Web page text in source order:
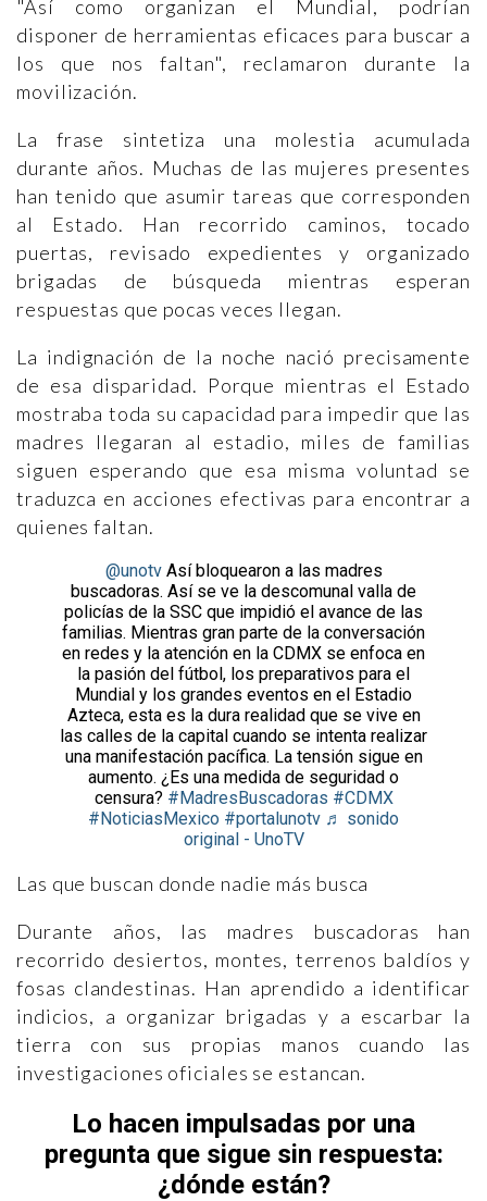
"Así como organizan el Mundial, podrían
disponer de herramientas eficaces para buscar a
los que nos faltan", reclamaron durante la
movilización.
La frase sintetiza una molestia acumulada
durante años. Muchas de las mujeres presentes
han tenido que asumir tareas que corresponden
al Estado. Han recorrido caminos, tocado
puertas, revisado expedientes y organizado
brigadas de búsqueda mientras esperan
respuestas que pocas veces llegan.
La indignación de la noche nació precisamente
de esa disparidad. Porque mientras el Estado
mostraba toda su capacidad para impedir que las
madres llegaran al estadio, miles de familias
siguen esperando que esa misma voluntad se
traduzca en acciones efectivas para encontrar a
quienes faltan.
@unotvAsí bloquearon a las madres
buscadoras. Así se ve la descomunal valla de
policías de la SSC que impidió el avance de las
familias. Mientras gran parte de la conversación
en redes y la atención en la CDMX se enfoca en
la pasión del fútbol, los preparativos para el
Mundial y los grandes eventos en el Estadio
Azteca, esta es la dura realidad que se vive en
las calles de la capital cuando se intenta realizar
una manifestación pacífica. La tensión sigue en
aumento. ¿Es una medida de seguridad o
censura? #MadresBuscadoras #CDMX
#NoticiasMexico #portalunotv ♬ sonido
original - UnoTV
Las que buscan donde nadie más busca
Durante años, las madres buscadoras han
recorrido desiertos, montes, terrenos baldíos y
fosas clandestinas. Han aprendido a identificar
indicios, a organizar brigadas y a escarbar la
tierra con sus propias manos cuando las
investigaciones oficiales se estancan.
Lo hacen impulsadas por una
pregunta que sigue sin respuesta:
¿dónde están?